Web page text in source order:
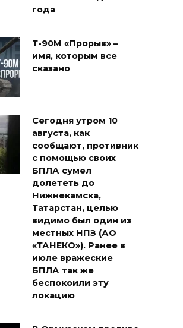
года
Т-90М «Прорыв» –
имя, которым все
сказано
Сегодня утром 10
августа, как
сообщают, противник
с помощью своих
БПЛА сумел
долететь до
Нижнекамска,
Татарстан, целью
видимо был один из
местных НПЗ (АО
«ТАНЕКО»). Ранее в
июле вражеские
БПЛА так же
беспокоили эту
локацию